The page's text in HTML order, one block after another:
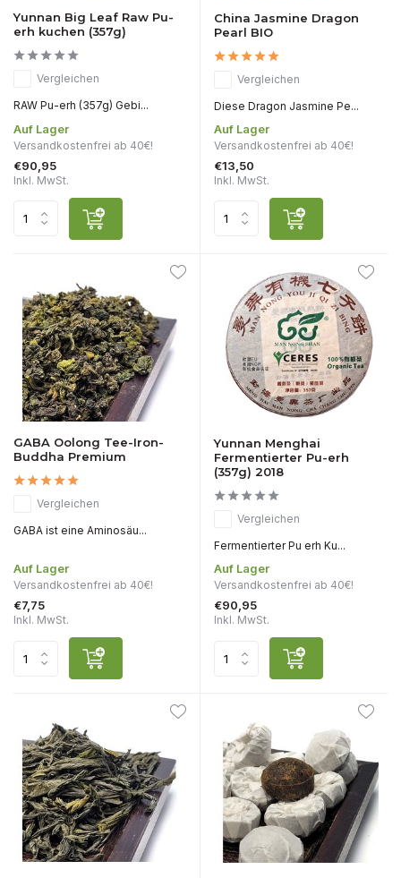
Yunnan Big Leaf Raw Pu-
erh kuchen (357g)
Vergleichen
RAW Pu-erh (357g) Gebi...
Auf Lager
Versandkostenfrei ab 40€!
€90,95
Inkl. MwSt.
China Jasmine Dragon
Pearl BIO
Vergleichen
Diese Dragon Jasmine Pe...
Auf Lager
Versandkostenfrei ab 40€!
€13,50
Inkl. MwSt.
GABA Oolong Tee-Iron-
Buddha Premium
Vergleichen
GABA ist eine Aminosäu...
Auf Lager
Versandkostenfrei ab 40€!
€7,75
Inkl. MwSt.
Yunnan Menghai
Fermentierter Pu-erh
(357g) 2018
Vergleichen
Fermentierter Pu erh Ku...
Auf Lager
Versandkostenfrei ab 40€!
€90,95
Inkl. MwSt.